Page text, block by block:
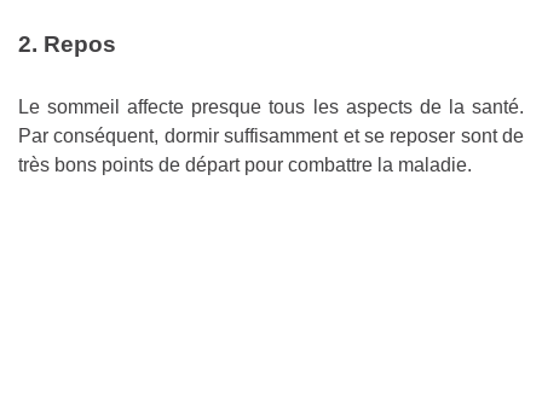
2. Repos
Le sommeil affecte presque tous les aspects de la santé.
Par conséquent, dormir suffisamment et se reposer sont de
très bons points de départ pour combattre la maladie.